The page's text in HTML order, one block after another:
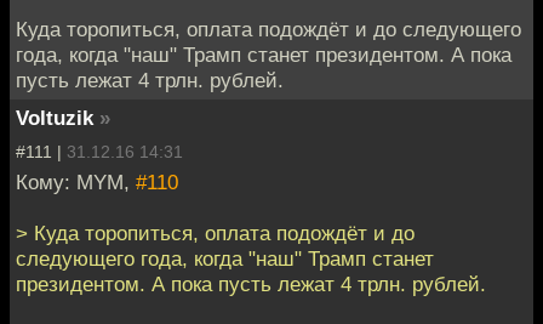
Куда торопиться, оплата подождёт и до следующего
года, когда "наш" Трамп станет президентом. А пока
пусть лежат 4 трлн. рублей.
Voltuzik »
#111 | 31.12.16 14:31
Кому: MYM, #110
> Куда торопиться, оплата подождёт и до
следующего года, когда "наш" Трамп станет
президентом. А пока пусть лежат 4 трлн. рублей.